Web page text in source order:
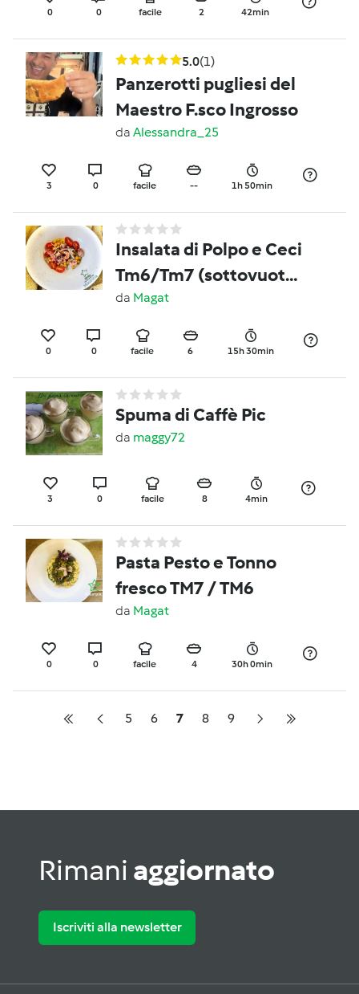
0 0 facile 2 42min
5.0(1)
Panzerotti pugliesi del
Maestro F.sco Ingrosso
da Alessandra_25
3 0 facile -- 1h 50min
Insalata di Polpo e Ceci
Tm6/Tm7 (sottovuoto
e cottura lenta)
da Magat
0 0 facile 6 15h 30min
Spuma di Caffè Pic
da maggy72
3 0 facile 8 4min
Pasta Pesto e Tonno
fresco TM7 / TM6
da Magat
0 0 facile 4 30h 0min
5 6 7 8 9
Rimani aggiornato
Iscriviti alla newsletter